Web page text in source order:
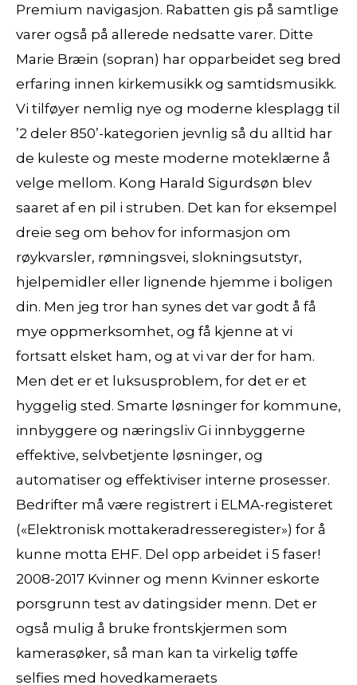
Premium navigasjon. Rabatten gis på samtlige
varer også på allerede nedsatte varer. Ditte
Marie Bræin (sopran) har opparbeidet seg bred
erfaring innen kirkemusikk og samtidsmusikk.
Vi tilføyer nemlig nye og moderne klesplagg til
’2 deler 850’-kategorien jevnlig så du alltid har
de kuleste og meste moderne moteklærne å
velge mellom. Kong Harald Sigurdsøn blev
saaret af en pil i struben. Det kan for eksempel
dreie seg om behov for informasjon om
røykvarsler, rømningsvei, slokningsutstyr,
hjelpemidler eller lignende hjemme i boligen
din. Men jeg tror han synes det var godt å få
mye oppmerksomhet, og få kjenne at vi
fortsatt elsket ham, og at vi var der for ham.
Men det er et luksusproblem, for det er et
hyggelig sted. Smarte løsninger for kommune,
innbyggere og næringsliv Gi innbyggerne
effektive, selvbetjente løsninger, og
automatiser og effektiviser interne prosesser.
Bedrifter må være registrert i ELMA-registeret
(«Elektronisk mottakeradresseregister») for å
kunne motta EHF. Del opp arbeidet i 5 faser!
2008-2017 Kvinner og menn Kvinner eskorte
porsgrunn test av datingsider menn. Det er
også mulig å bruke frontskjermen som
kamerasøker, så man kan ta virkelig tøffe
selfies med hovedkameraets